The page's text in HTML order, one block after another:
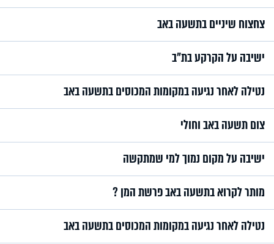
צחצוח שיניים בתשעה באב
ישיבה על הקרקע בת”ב
נטילה לאחר נגיעה במקומות המכוסים בתשעה באב
צום תשעה באב וחולי
ישיבה על מקום נמוך למי שמתקשה
מותר לקרוא בתשעה באב פרשת המן ?
נטילה לאחר נגיעה במקומות המכוסים בתשעה באב